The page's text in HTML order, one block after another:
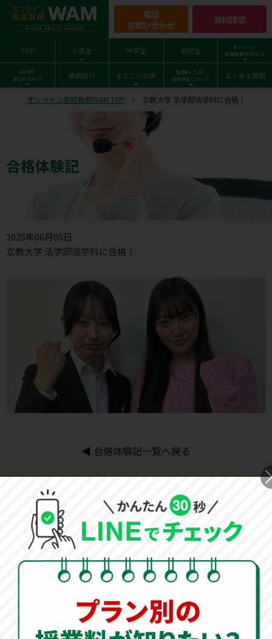
電話
お問い合わせ
資料請求
TOP 小学生 中学生 高校生
オンライン
家庭教師WAMとは
WAMが
選ばれるわけ
教師紹介 よろこびの声
授業料･入会･
返金保証について
よくある質問
オンライン家庭教師WAM TOP 立教大学 法学部法学科に合格！
合格体験記
2025年06月05日
立教大学 法学部法学科に合格！
◀ 合格体験記一覧へ戻る
＼入力はカンタン 30秒
資料請求をする
料金
知りたい
無料 無料体験
を予約